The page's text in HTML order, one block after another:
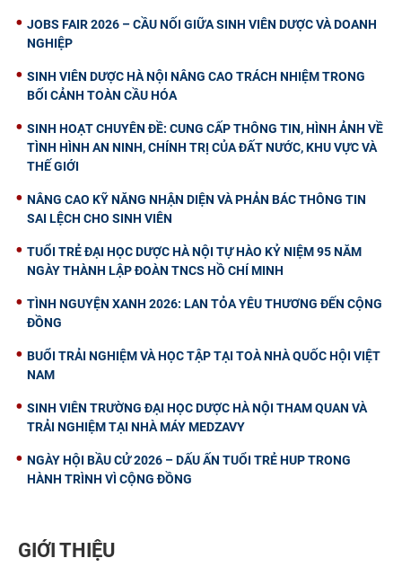
JOBS FAIR 2026 – CẦU NỐI GIỮA SINH VIÊN DƯỢC VÀ DOANH
NGHIỆP
SINH VIÊN DƯỢC HÀ NỘI NÂNG CAO TRÁCH NHIỆM TRONG
BỐI CẢNH TOÀN CẦU HÓA
SINH HOẠT CHUYÊN ĐỀ: CUNG CẤP THÔNG TIN, HÌNH ẢNH VỀ
TÌNH HÌNH AN NINH, CHÍNH TRỊ CỦA ĐẤT NƯỚC, KHU VỰC VÀ
THẾ GIỚI
NÂNG CAO KỸ NĂNG NHẬN DIỆN VÀ PHẢN BÁC THÔNG TIN
SAI LỆCH CHO SINH VIÊN
TUỔI TRẺ ĐẠI HỌC DƯỢC HÀ NỘI TỰ HÀO KỶ NIỆM 95 NĂM
NGÀY THÀNH LẬP ĐOÀN TNCS HỒ CHÍ MINH
TÌNH NGUYỆN XANH 2026: LAN TỎA YÊU THƯƠNG ĐẾN CỘNG
ĐỒNG
BUỔI TRẢI NGHIỆM VÀ HỌC TẬP TẠI TOÀ NHÀ QUỐC HỘI VIỆT
NAM
SINH VIÊN TRƯỜNG ĐẠI HỌC DƯỢC HÀ NỘI THAM QUAN VÀ
TRẢI NGHIỆM TẠI NHÀ MÁY MEDZAVY
NGÀY HỘI BẦU CỬ 2026 – DẤU ẤN TUỔI TRẺ HUP TRONG
HÀNH TRÌNH VÌ CỘNG ĐỒNG
GIỚI THIỆU